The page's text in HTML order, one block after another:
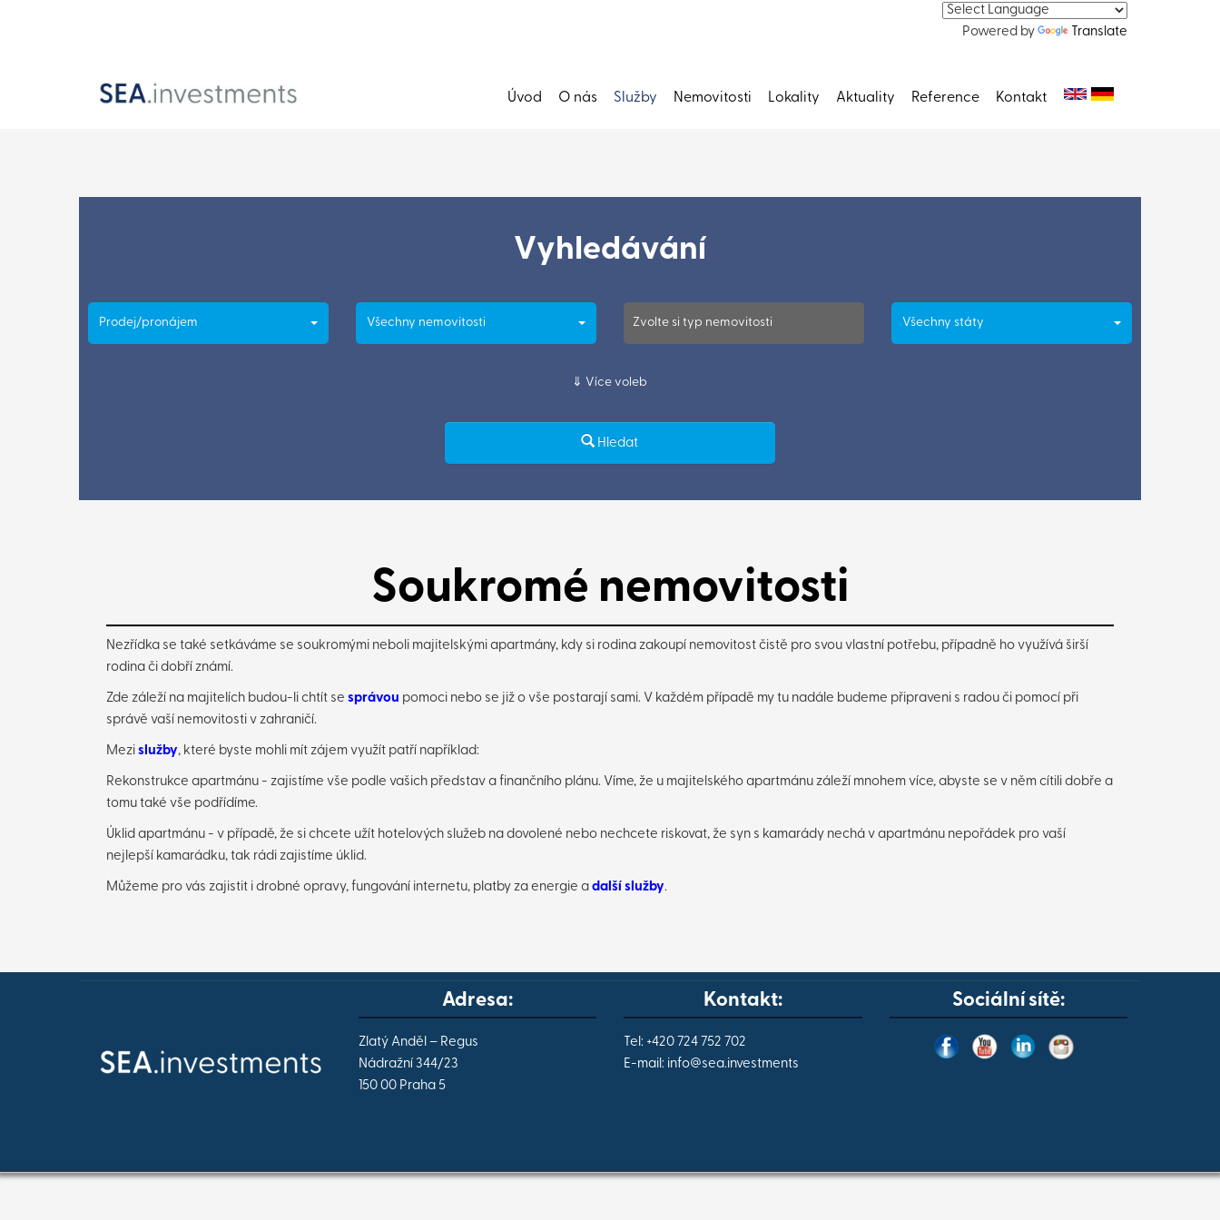
Powered by Translate
Úvod O nás Služby Nemovitosti Lokality Aktuality Reference Kontakt
Vyhledávání
Prodej/pronájem Všechny nemovitosti Zvolte si typ nemovitosti Všechny státy
Více voleb
Hledat
Soukromé nemovitosti
Nezřídka se také setkáváme se soukromými neboli majitelskými apartmány, kdy si rodina zakoupí nemovitost čistě pro svou vlastní potřebu, případně ho využívá širší
rodina či dobří známí.
Zde záleží na majitelích budou-li chtít se správou pomoci nebo se již o vše postarají sami. V každém případě my tu nadále budeme připraveni s radou či pomocí při
správě vaší nemovitosti v zahraničí.
Mezi služby, které byste mohli mít zájem využít patří například:
Rekonstrukce apartmánu - zajistíme vše podle vašich představ a finančního plánu. Víme, že u majitelského apartmánu záleží mnohem více, abyste se v něm cítili dobře a
tomu také vše podřídíme.
Úklid apartmánu - v případě, že si chcete užít hotelových služeb na dovolené nebo nechcete riskovat, že syn s kamarády nechá v apartmánu nepořádek pro vaší
nejlepší kamarádku, tak rádi zajistíme úklid.
Můžeme pro vás zajistit i drobné opravy, fungování internetu, platby za energie a další služby.
Adresa:
Zlatý Anděl – Regus
Nádražní 344/23
150 00 Praha 5
Kontakt:
Tel: +420 724 752 702
E-mail: info@sea.investments
Sociální sítě: